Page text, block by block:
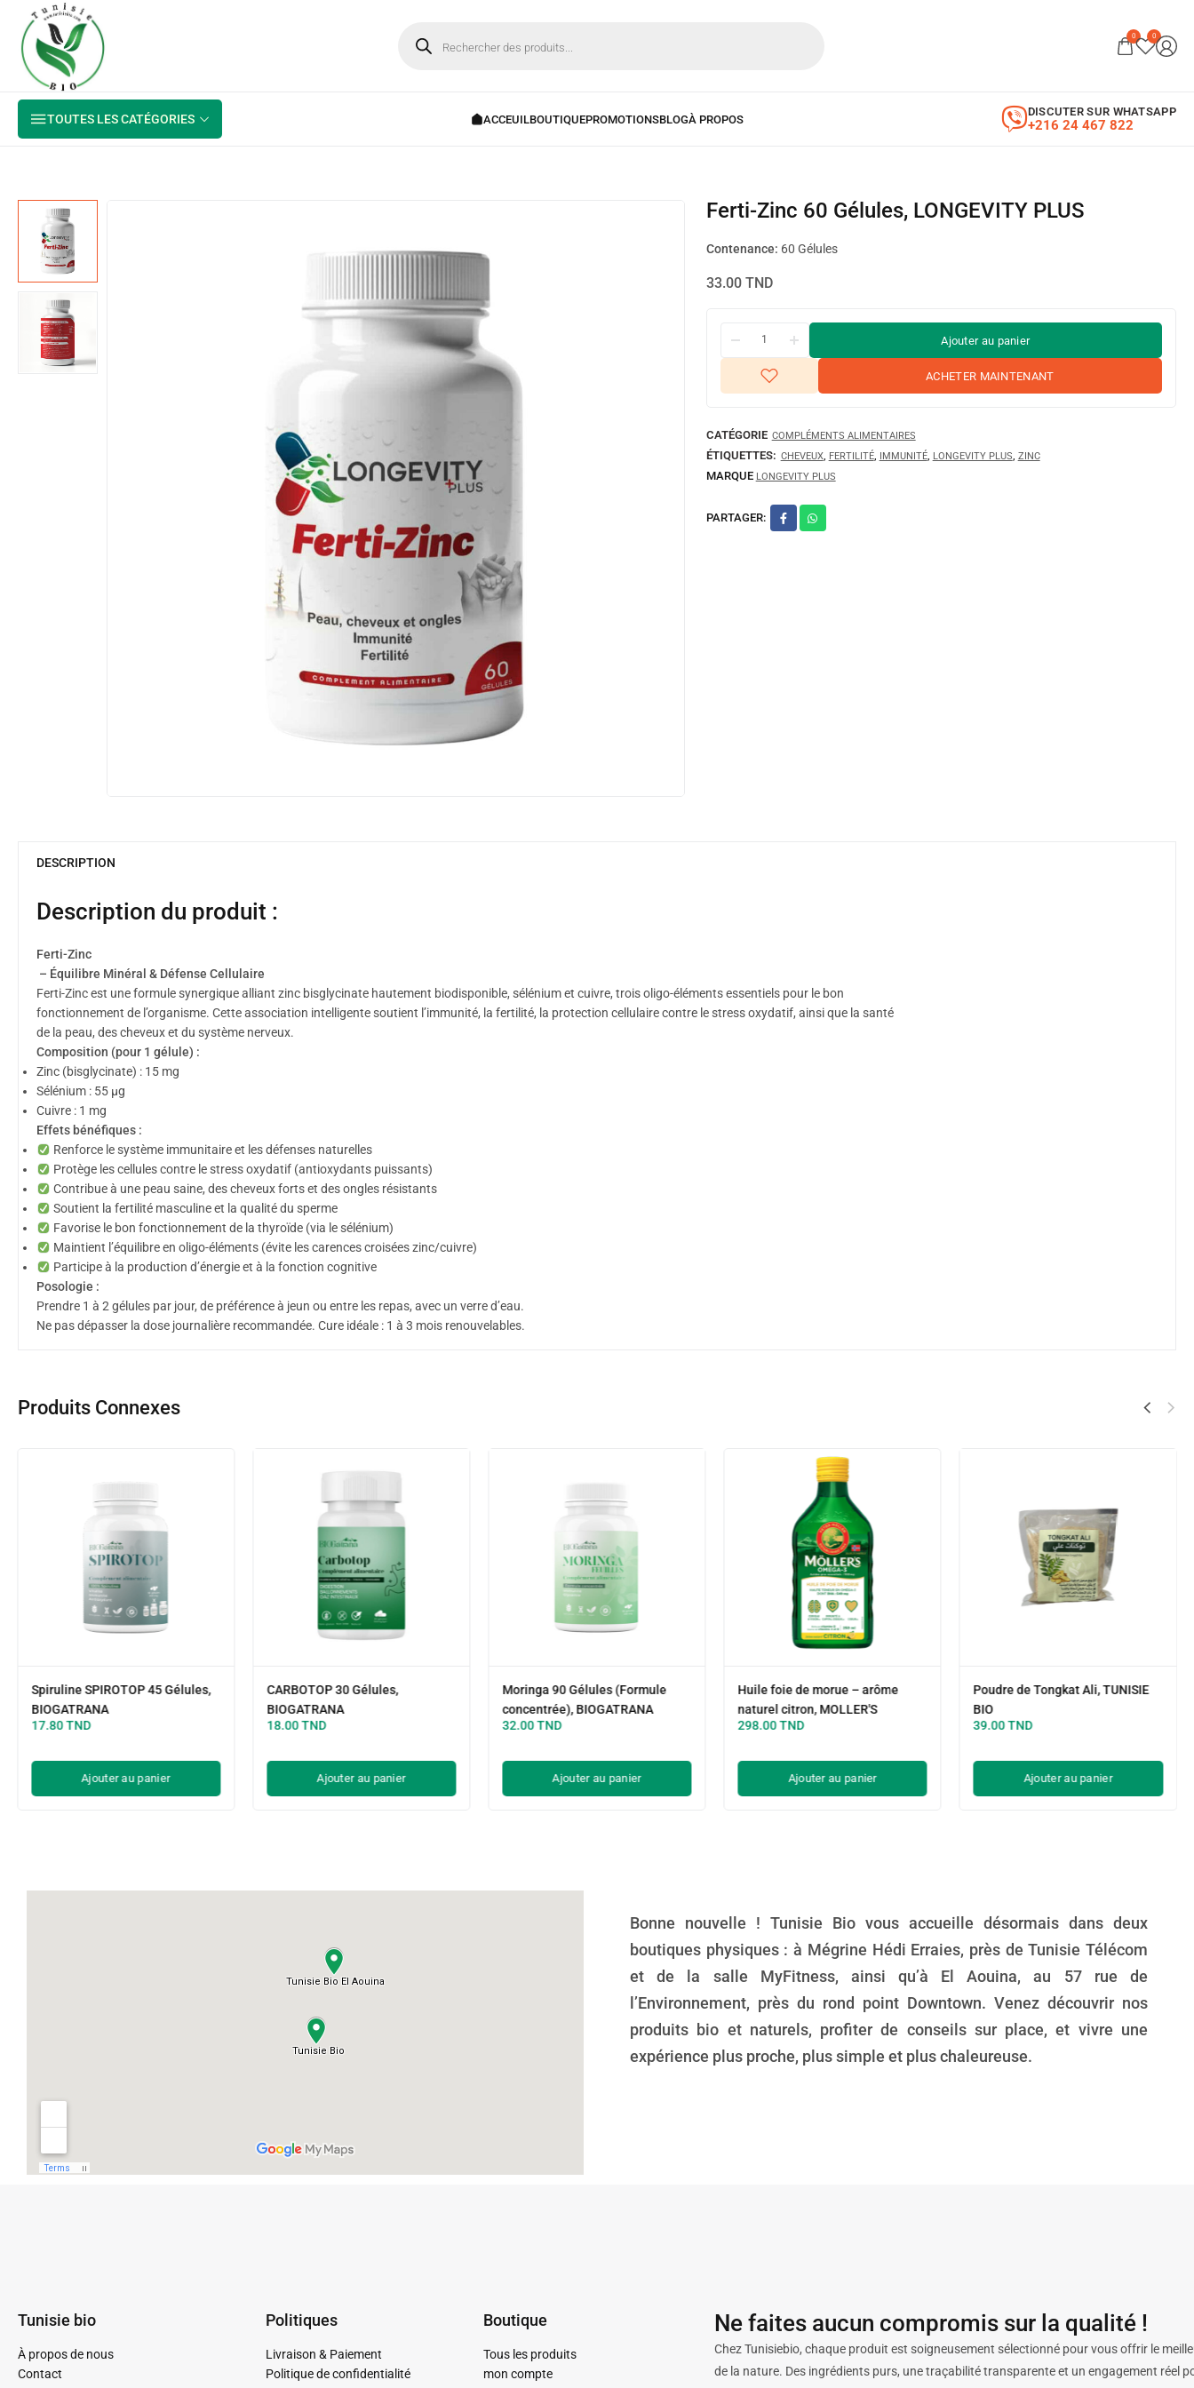
0 0
TOUTES LES CATÉGORIES +216 24 467 822
DISCUTER SUR WHATSAPP
Ferti-Zinc 60 Gélules, LONGEVITY PLUS
Contenance: 60 Gélules
33.00 TND
Ajouter au panier
ACHETER MAINTENANT
CATÉGORIE COMPLÉMENTS ALIMENTAIRES
ÉTIQUETTES: CHEVEUX, FERTILITÉ, IMMUNITÉ, LONGEVITY PLUS, ZINC
MARQUE LONGEVITY PLUS
PARTAGER:
DESCRIPTION
Description du produit :
Ferti-Zinc
– Équilibre Minéral & Défense Cellulaire
Ferti-Zinc est une formule synergique alliant zinc bisglycinate hautement biodisponible, sélénium et cuivre, trois oligo-éléments essentiels pour le bon
fonctionnement de l’organisme. Cette association intelligente soutient l’immunité, la fertilité, la protection cellulaire contre le stress oxydatif, ainsi que la santé
de la peau, des cheveux et du système nerveux.
Composition (pour 1 gélule) :
Zinc (bisglycinate) : 15 mg
Sélénium : 55 µg
Cuivre : 1 mg
Effets bénéfiques :
Renforce le système immunitaire et les défenses naturelles
Protège les cellules contre le stress oxydatif (antioxydants puissants)
Contribue à une peau saine, des cheveux forts et des ongles résistants
Soutient la fertilité masculine et la qualité du sperme
Favorise le bon fonctionnement de la thyroïde (via le sélénium)
Maintient l’équilibre en oligo-éléments (évite les carences croisées zinc/cuivre)
Participe à la production d’énergie et à la fonction cognitive
Posologie :
Prendre 1 à 2 gélules par jour, de préférence à jeun ou entre les repas, avec un verre d’eau.
Ne pas dépasser la dose journalière recommandée. Cure idéale : 1 à 3 mois renouvelables.
Produits Connexes
Spiruline SPIROTOP 45 Gélules,
BIOGATRANA
17.80TND
Ajouter au panier
CARBOTOP 30 Gélules,
BIOGATRANA
18.00TND
Ajouter au panier
Moringa 90 Gélules (Formule
concentrée), BIOGATRANA
32.00TND
Ajouter au panier
Huile foie de morue – arôme
naturel citron, MOLLER'S
298.00TND
Ajouter au panier
Poudre de Tongkat Ali, TUNISIE
BIO
39.00TND
Ajouter au panier
Bonne nouvelle ! Tunisie Bio vous accueille désormais dans deux
boutiques physiques : à Mégrine Hédi Erraies, près de Tunisie Télécom
et de la salle MyFitness, ainsi qu’à El Aouina, au 57 rue de
l’Environnement, près du rond point Downtown. Venez découvrir nos
produits bio et naturels, profiter de conseils sur place, et vivre une
expérience plus proche, plus simple et plus chaleureuse.
Tunisie bio
À propos de nous
Contact
Politiques
Livraison & Paiement
Politique de confidentialité
Boutique
Tous les produits
mon compte
Ne faites aucun compromis sur la qualité !
Chez Tunisiebio, chaque produit est soigneusement sélectionné pour vous offrir le
de la nature. Des ingrédients purs, une traçabilité transparente et un engagement réel